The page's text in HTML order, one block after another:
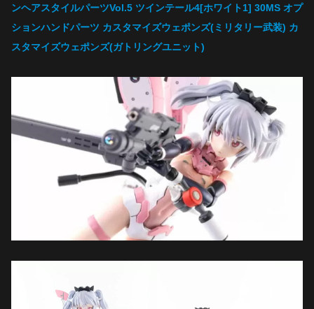
ンヘアスタイルパーツVol.5 ツインテール4[ホワイト1] 30MS オプ
ションハンドパーツ カスタマイズウェポンズ(ミリタリー武装) カ
スタマイズウェポンズ(ガトリングユニット)